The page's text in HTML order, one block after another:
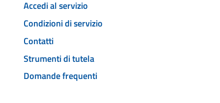
Accedi al servizio
Condizioni di servizio
Contatti
Strumenti di tutela
Domande frequenti